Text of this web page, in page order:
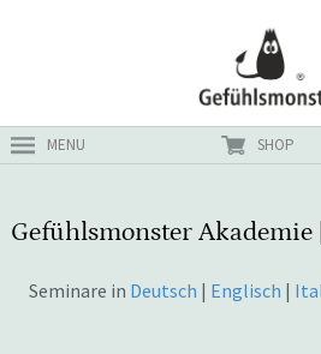
MENU SHOP
Gefühlsmonster
Seminare in Deutsch | Englisch |